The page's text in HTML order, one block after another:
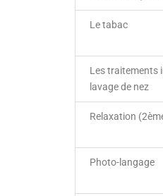
Le tabac
Les traitements
lavage de nez
Relaxation
Photo-langage